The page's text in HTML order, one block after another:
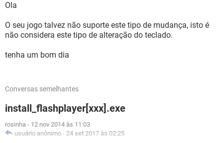
Ola
O seu jogo talvez não suporte este tipo de mudança, isto é
não considera este tipo de alteração do teclado.
tenha um bom dia
Conversas semelhantes
install_flashplayer[xxx].exe
rosinha - 12 nov 2014 às 11:03
usuário anônimo - 24 set 2017 às 02:25